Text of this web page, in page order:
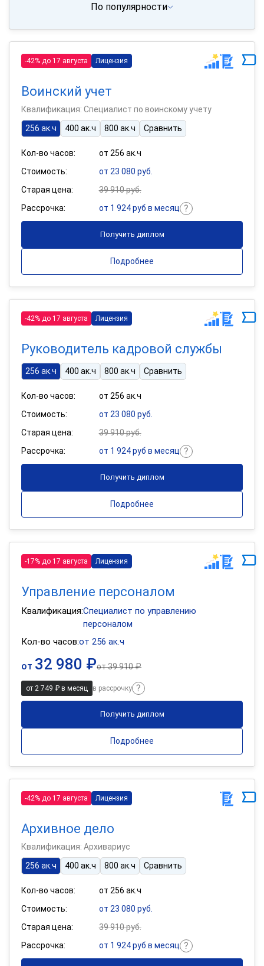
По популярности
-42% до 17 августа Лицензия
Воинский учет
Квалификация: Специалист по воинскому учету
256 ак.ч
400 ак.ч 800 ак.ч Сравнить
Кол-во часов:
от 256 ак.ч
Стоимость:
от 23 080 руб.
Старая цена:
39 910 руб.
Рассрочка:
от 1 924 руб в месяц
Получить диплом
Подробнее
-42% до 17 августа Лицензия
Руководитель кадровой службы
256 ак.ч 400 ак.ч 800 ак.ч Сравнить
Кол-во часов:
от 256 ак.ч
Стоимость:
от 23 080 руб.
Старая цена:
39 910 руб.
Рассрочка:
от 1 924 руб в месяц
Получить диплом
Подробнее
-17% до 17 августа Лицензия
Управление персоналом
Квалификация:Специалист по управлению
персоналом
Кол-во часов:от 256 ак.ч
от 32 980 ₽от39 910 ₽
от 2 749 ₽ в месяц в рассрочку
Получить диплом
Подробнее
-42% до 17 августа Лицензия
Архивное дело
Квалификация: Архивариус
256 ак.ч
400 ак.ч 800 ак.ч Сравнить
Кол-во часов:
от 256 ак.ч
Стоимость:
от 23 080 руб.
Старая цена:
39 910 руб.
Рассрочка:
от 1 924 руб в месяц